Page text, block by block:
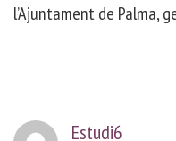
l’Ajuntament de Palma,
Estudi6